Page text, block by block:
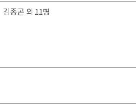
김종곤 외 11명